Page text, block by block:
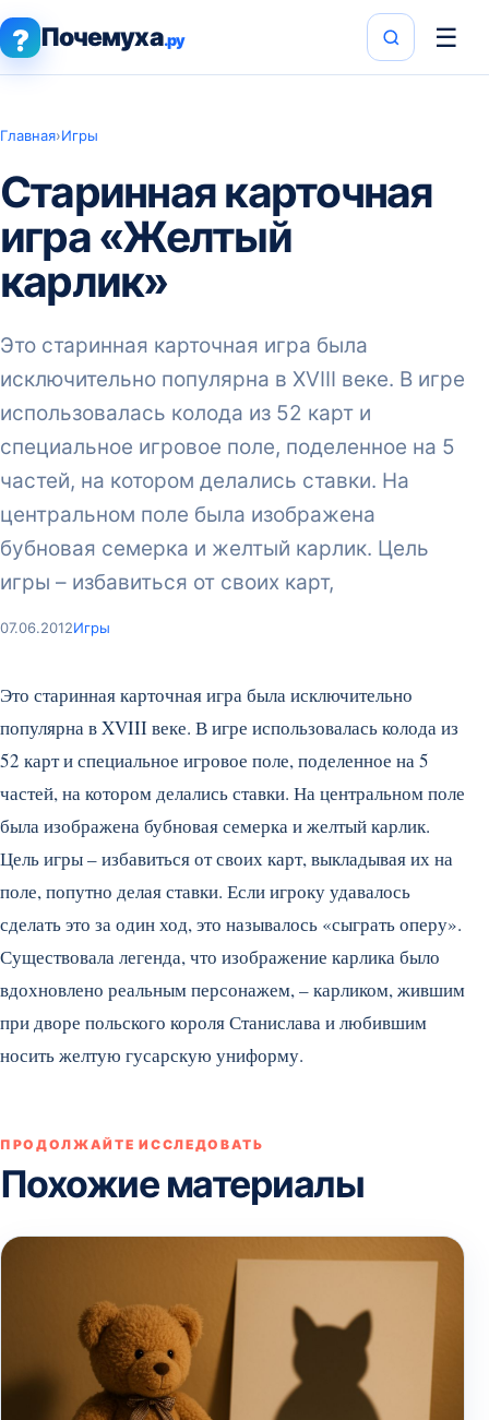
? Почемуха.ру ☰
Главная›Игры
Старинная карточная
игра «Желтый
карлик»
Это старинная карточная игра была
исключительно популярна в XVIII веке. В игре
использовалась колода из 52 карт и
специальное игровое поле, поделенное на 5
частей, на котором делались ставки. На
центральном поле была изображена
бубновая семерка и желтый карлик. Цель
игры – избавиться от своих карт,
07.06.2012Игры
Это старинная карточная игра была исключительно
популярна в XVIII веке. В игре использовалась колода из
52 карт и специальное игровое поле, поделенное на 5
частей, на котором делались ставки. На центральном поле
была изображена бубновая семерка и желтый карлик.
Цель игры – избавиться от своих карт, выкладывая их на
поле, попутно делая ставки. Если игроку удавалось
сделать это за один ход, это называлось «сыграть оперу».
Существовала легенда, что изображение карлика было
вдохновлено реальным персонажем, – карликом, жившим
при дворе польского короля Станислава и любившим
носить желтую гусарскую униформу.
ПРОДОЛЖАЙТЕ ИССЛЕДОВАТЬ
Похожие материалы